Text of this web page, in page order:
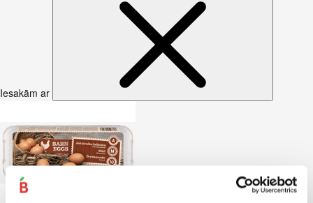
Iesakām ar